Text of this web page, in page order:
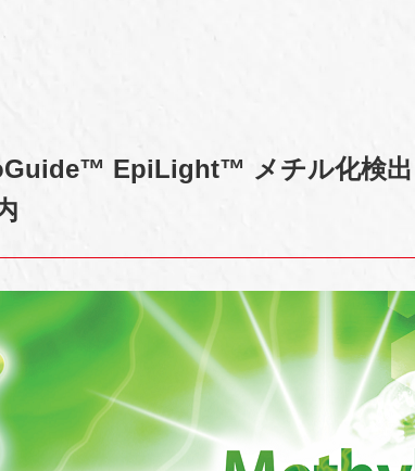
EpiLight™ メチル化検